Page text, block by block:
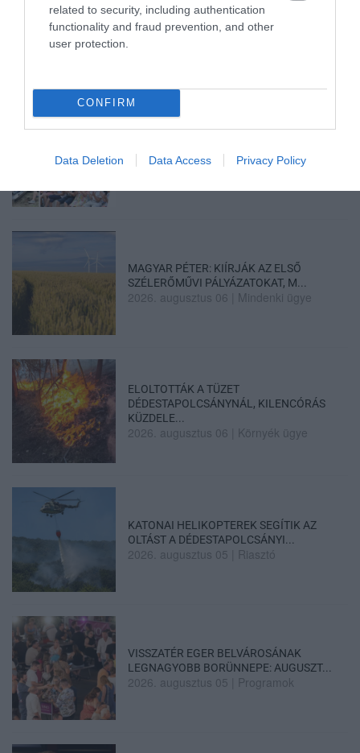
related to security, including authentication
functionality and fraud prevention, and other
user protection.
CONFIRM
Data Deletion Data Access Privacy Policy
HOLTAN SZÁLLÍTOTTÁK HAZA A 80 ÉVES
ASSZONYT A HATVANI KÓR...
CSALÁDOKAT – HÁROM NAPON ÁT ING...
2026. augusztus 06 |Programok
MAGYAR PÉTER: KIÍRJÁK AZ ELSŐ
SZÉLERŐMŰVI PÁLYÁZATOKAT, M...
2026. augusztus 06 Mindenki ügye
ELOLTOTTÁK A TÜZET
DÉDESTAPOLCSÁNYNÁL, KILENCÓRÁS
KÜZDELE...
2026. augusztus 06 Környék ügye
KATONAI HELIKOPTEREK SEGÍTIK AZ
OLTÁST A DÉDESTAPOLCSÁNYI...
2026. augusztus 05 Riasztó
VISSZATÉR EGER BELVÁROSÁNAK
LEGNAGYOBB BORÜNNEPE: AUGUSZT...
2026. augusztus 05 Programok